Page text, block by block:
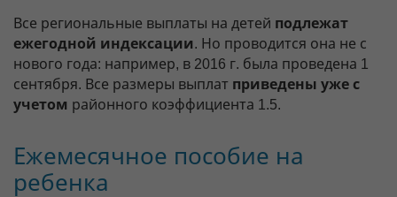
Все региональные выплаты на детей подлежат
ежегодной индексации. Но проводится она не с
нового года: например, в 2016 г. была проведена 1
сентября. Все размеры выплат приведены уже с
учетом районного коэффициента 1.5.
Ежемесячное пособие на
ребенка